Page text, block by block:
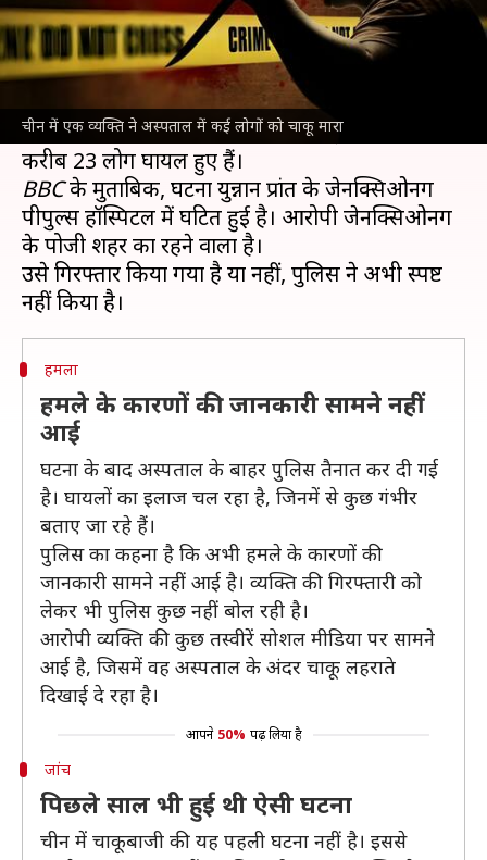
चीन में एक व्यक्ति ने अस्पताल में कई लोगों को चाकू मारा
क्या है खबर?
दक्षिण-पश्चिमचीनके एक अस्पताल में मंगलवार को बड़ी
घटना हुई। यहां एक व्यक्ति ने कई लोगों पर चाकू से हमला
कर दिया, जिसमें 10 लोगों की मौत हो गई। घटना में
BBCके मुताबिक, घटना युन्नान प्रांत के जेनक्सिओनग
पीपुल्स हॉस्पिटल में घटित हुई है। आरोपी जेनक्सिओनग
के पोजी शहर का रहने वाला है।
उसे गिरफ्तार किया गया है या नहीं, पुलिस ने अभी स्पष्ट
हमला
हमले के कारणों की जानकारी सामने नहीं
आई
घटना के बाद अस्पताल के बाहर पुलिस तैनात कर दी गई
है। घायलों का इलाज चल रहा है, जिनमें से कुछ गंभीर
बताए जा रहे हैं।
पुलिस का कहना है कि अभी हमले के कारणों की
जानकारी सामने नहीं आई है। व्यक्ति की गिरफ्तारी को
लेकर भी पुलिस कुछ नहीं बोल रही है।
आरोपी व्यक्ति की कुछ तस्वीरें सोशल मीडिया पर सामने
आई है, जिसमें वह अस्पताल के अंदर चाकू लहराते
दिखाई दे रहा है।
आपने 50% पढ़ लिया है
जांच
पिछले साल भी हुई थी ऐसी घटना
चीन में चाकूबाजी की यह पहली घटना नहीं है। इससे